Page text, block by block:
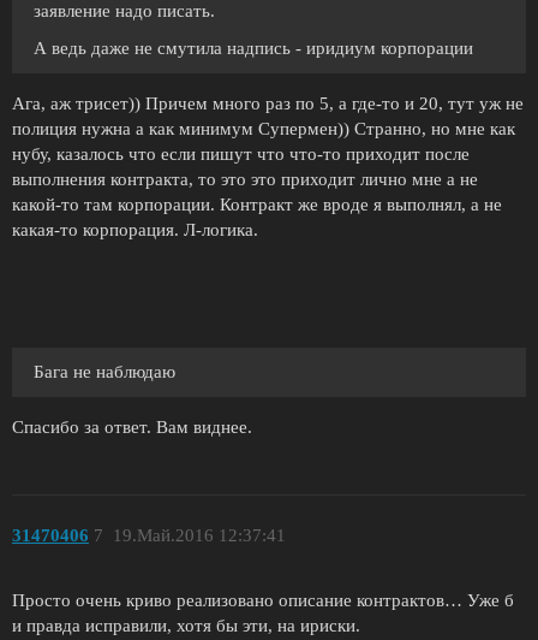
заявление надо писать.
А ведь даже не смутила надпись - иридиум корпорации
Ага, аж трисет)) Причем много раз по 5, а где-то и 20, тут уж не
полиция нужна а как минимум Супермен)) Странно, но мне как
нубу, казалось что если пишут что что-то приходит после
выполнения контракта, то это это приходит лично мне а не
какой-то там корпорации. Контракт же вроде я выполнял, а не
какая-то корпорация. Л-логика.
Бага не наблюдаю
Спасибо за ответ. Вам виднее.
31470406 19.Май.2016 12:37:41
7
Просто очень криво реализовано описание контрактов… Уже б
и правда исправили, хотя бы эти, на ириски.